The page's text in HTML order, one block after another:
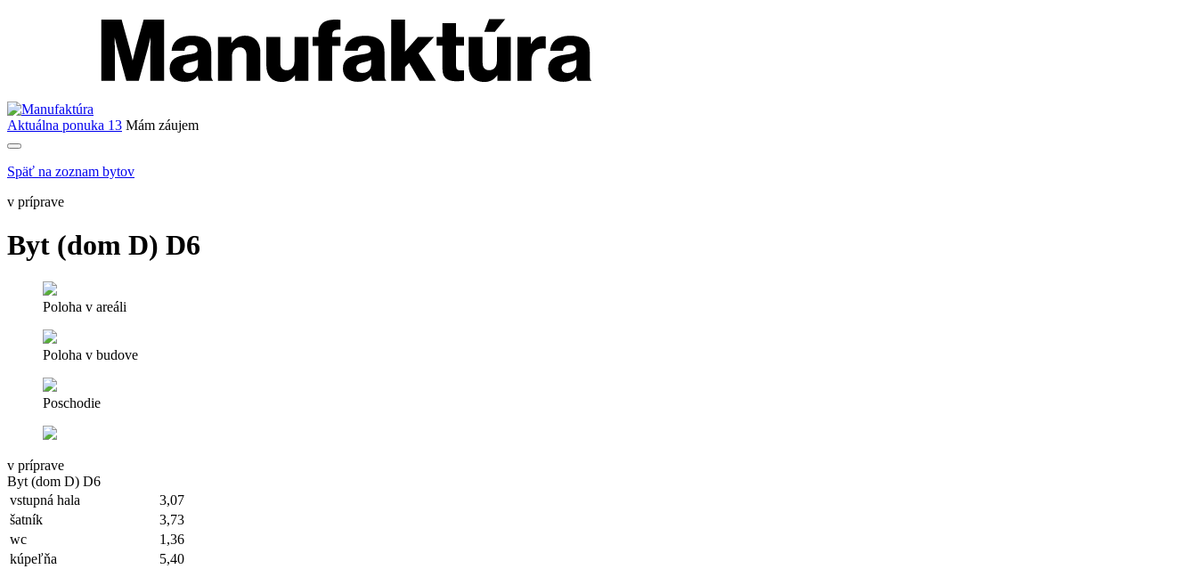
Aktuálna ponuka 13 Mám záujem
Späť na zoznam bytov
v príprave
Byt (dom D) D6
Poloha v areáli
Poloha v budove
Poschodie
v príprave
Byt (dom D) D6
vstupná hala
3,07
šatník
3,73
wc
1,36
kúpeľňa
5,40